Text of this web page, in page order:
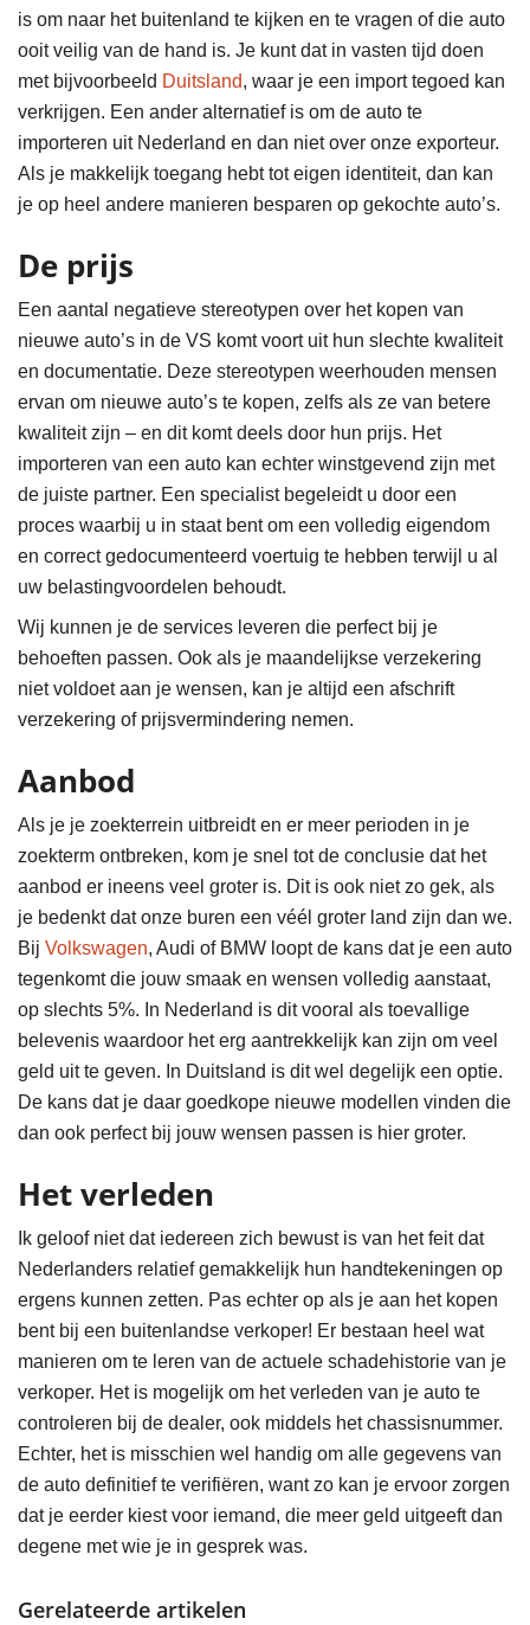
is om naar het buitenland te kijken en te vragen of die auto
ooit veilig van de hand is. Je kunt dat in vasten tijd doen
met bijvoorbeeld Duitsland, waar je een import tegoed kan
verkrijgen. Een ander alternatief is om de auto te
importeren uit Nederland en dan niet over onze exporteur.
Als je makkelijk toegang hebt tot eigen identiteit, dan kan
je op heel andere manieren besparen op gekochte auto’s.
De prijs
Een aantal negatieve stereotypen over het kopen van
nieuwe auto’s in de VS komt voort uit hun slechte kwaliteit
en documentatie. Deze stereotypen weerhouden mensen
ervan om nieuwe auto’s te kopen, zelfs als ze van betere
kwaliteit zijn – en dit komt deels door hun prijs. Het
importeren van een auto kan echter winstgevend zijn met
de juiste partner. Een specialist begeleidt u door een
proces waarbij u in staat bent om een ​​volledig eigendom
en correct gedocumenteerd voertuig te hebben terwijl u al
uw belastingvoordelen behoudt.
Wij kunnen je de services leveren die perfect bij je
behoeften passen. Ook als je maandelijkse verzekering
niet voldoet aan je wensen, kan je altijd een afschrift
verzekering of prijsvermindering nemen.
Aanbod
Als je je zoekterrein uitbreidt en er meer perioden in je
zoekterm ontbreken, kom je snel tot de conclusie dat het
aanbod er ineens veel groter is. Dit is ook niet zo gek, als
je bedenkt dat onze buren een véél groter land zijn dan we.
Bij Volkswagen, Audi of BMW loopt de kans dat je een auto
tegenkomt die jouw smaak en wensen volledig aanstaat,
op slechts 5%. In Nederland is dit vooral als toevallige
belevenis waardoor het erg aantrekkelijk kan zijn om veel
geld uit te geven. In Duitsland is dit wel degelijk een optie.
De kans dat je daar goedkope nieuwe modellen vinden die
dan ook perfect bij jouw wensen passen is hier groter.
Het verleden
Ik geloof niet dat iedereen zich bewust is van het feit dat
Nederlanders relatief gemakkelijk hun handtekeningen op
ergens kunnen zetten. Pas echter op als je aan het kopen
bent bij een buitenlandse verkoper! Er bestaan heel wat
manieren om te leren van de actuele schadehistorie van je
verkoper. Het is mogelijk om het verleden van je auto te
controleren bij de dealer, ook middels het chassisnummer.
Echter, het is misschien wel handig om alle gegevens van
de auto definitief te verifiëren, want zo kan je ervoor zorgen
dat je eerder kiest voor iemand, die meer geld uitgeeft dan
degene met wie je in gesprek was.
Gerelateerde artikelen